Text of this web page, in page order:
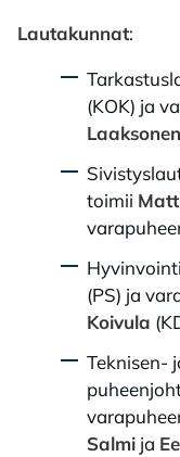
Lautakunnat:
(KOK) ja
Laaksonen
toimii
(PS) ja
Koivula
Teknisen-
Salmi ja